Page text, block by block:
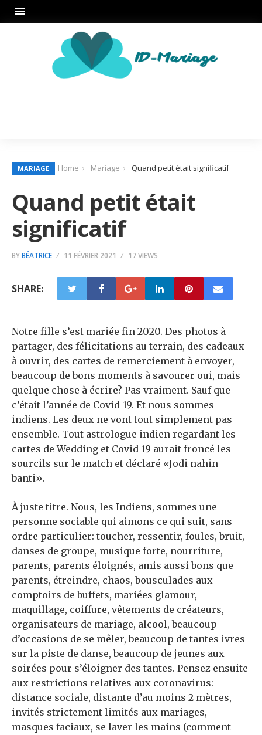
MARIAGE Home Mariage Quand petit était significatif
Quand petit était
significatif
BYBÉATRICE 11 FÉVRIER 2021 17 VIEWS
SHARE:
Notre fille s’est mariée fin 2020. Des photos à
partager, des félicitations au terrain, des cadeaux
à ouvrir, des cartes de remerciement à envoyer,
beaucoup de bons moments à savourer oui, mais
quelque chose à écrire? Pas vraiment. Sauf que
c’était l’année de Covid-19. Et nous sommes
indiens. Les deux ne vont tout simplement pas
ensemble. Tout astrologue indien regardant les
cartes de Wedding et Covid-19 aurait froncé les
sourcils sur le match et déclaré «Jodi nahin
banti».
À juste titre. Nous, les Indiens, sommes une
personne sociable qui aimons ce qui suit, sans
ordre particulier: toucher, ressentir, foules, bruit,
danses de groupe, musique forte, nourriture,
parents, parents éloignés, amis aussi bons que
parents, étreindre, chaos, bousculades aux
comptoirs de buffets, mariées glamour,
maquillage, coiffure, vêtements de créateurs,
organisateurs de mariage, alcool, beaucoup
d’occasions de se mêler, beaucoup de tantes ivres
sur la piste de danse, beaucoup de jeunes aux
soirées pour s’éloigner des tantes. Pensez ensuite
aux restrictions relatives aux coronavirus:
distance sociale, distante d’au moins 2 mètres,
invités strictement limités aux mariages,
masques faciaux, se laver les mains (comment